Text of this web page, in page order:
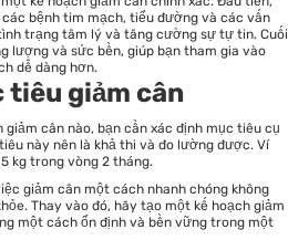
bệnh tim mạch, tiểu đường và các vấn
trạng tâm lý và tăng cường sự tự tin. Cuối
lượng và sức bền, giúp bạn tham gia vào
dễ dàng hơn.
tiêu giảm cân
cân nào, bạn cần xác định mục tiêu cụ
này nên là khả thi và đo lường được. Ví
kg trong vòng 2 tháng.
giảm cân một cách nhanh chóng không
Thay vào đó, hãy tạo một kế hoạch giảm
một cách ổn định và bền vững trong một